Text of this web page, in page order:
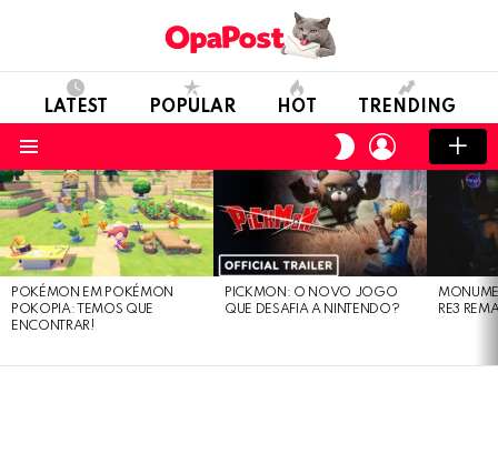
LATEST POPULAR HOT TRENDING
SWITCH
SKIN
LOGIN
LATEST
STORIES
POKÉMON EM POKÉMON
POKOPIA: TEMOS QUE
ENCONTRAR!
PICKMON: O NOVO JOGO
QUE DESAFIA A NINTENDO?
RE3